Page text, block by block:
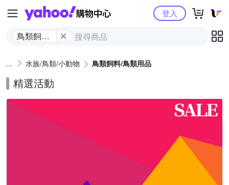
Yahoo購物中心
鳥類飼料/
登入
水族/鳥類/小動物 鳥類飼料/鳥類用品
精選活動